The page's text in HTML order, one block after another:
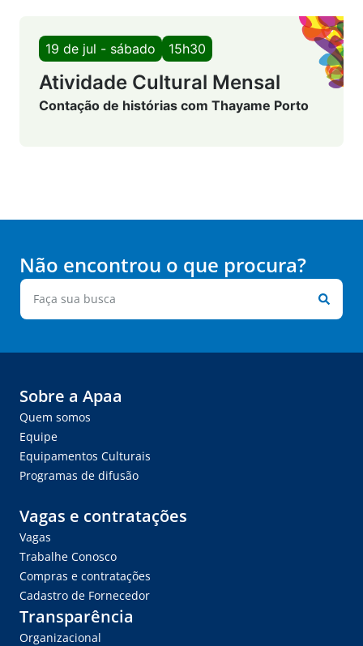
19 de jul - sábado 15h30
Atividade Cultural Mensal
Contação de histórias com Thayame Porto
Não encontrou o que procura?
Sobre a Apaa
Quem somos
Equipe
Equipamentos Culturais
Programas de difusão
Vagas e contratações
Vagas
Trabalhe Conosco
Compras e contratações
Cadastro de Fornecedor
Transparência
Organizacional